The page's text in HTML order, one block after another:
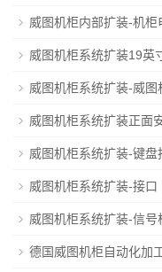
威图机柜内部扩装-机柜
威图机柜系统扩装19英
威图机柜系统扩装-威图
威图机柜系统扩装正面
威图机柜系统扩装-键盘
威图机柜系统扩装-接口
威图机柜系统扩装-信号
德国威图机柜自动化加